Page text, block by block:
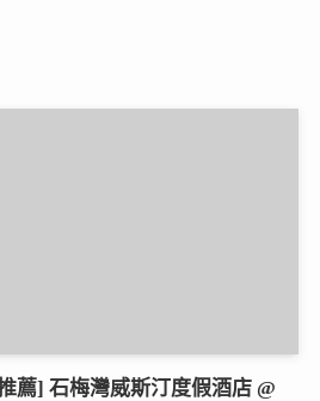
薦] 石梅灣威斯汀度假酒店 @